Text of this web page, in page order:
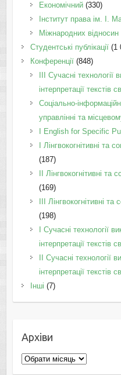
Економічний(330)
Інститут права ім. І.
Міжнародних відносин
Студентські публікації(1
Конференції(848)
III Сучасні технології
інтерпретації текстів
Соціально-
управлінні та
І English for Specific
I Лінгвокогнітивні та
(187)
IІ Лінгвокогнітивні та
(169)
IІI Лінгвокогнітивні
(198)
I Cучасні технології
інтерпретації текстів
II Cучасні технології
інтерпретації текстів
Інші (7)
Архіви
Архіви